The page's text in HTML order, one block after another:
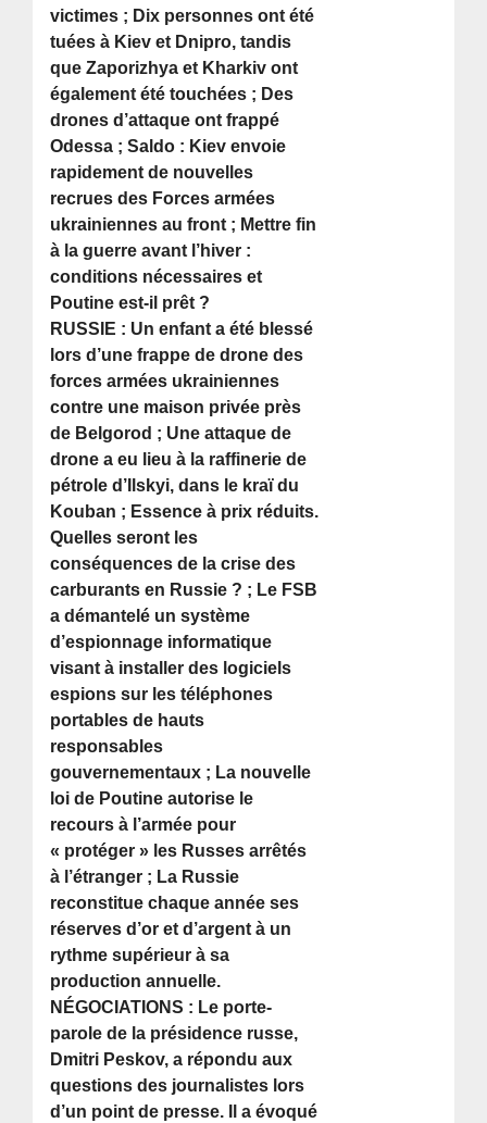
victimes ; Dix personnes ont été
tuées à Kiev et Dnipro, tandis
que Zaporizhya et Kharkiv ont
également été touchées ; Des
drones d’attaque ont frappé
Odessa ; Saldo : Kiev envoie
rapidement de nouvelles
recrues des Forces armées
ukrainiennes au front ; Mettre fin
à la guerre avant l’hiver :
conditions nécessaires et
Poutine est-il prêt ?
RUSSIE : Un enfant a été blessé
lors d’une frappe de drone des
forces armées ukrainiennes
contre une maison privée près
de Belgorod ; Une attaque de
drone a eu lieu à la raffinerie de
pétrole d’Ilskyi, dans le kraï du
Kouban ; Essence à prix réduits.
Quelles seront les
conséquences de la crise des
carburants en Russie ? ; Le FSB
a démantelé un système
d’espionnage informatique
visant à installer des logiciels
espions sur les téléphones
portables de hauts
responsables
gouvernementaux ; La nouvelle
loi de Poutine autorise le
recours à l’armée pour
« protéger » les Russes arrêtés
à l’étranger ; La Russie
reconstitue chaque année ses
réserves d’or et d’argent à un
rythme supérieur à sa
production annuelle.
NÉGOCIATIONS : Le porte-
parole de la présidence russe,
Dmitri Peskov, a répondu aux
questions des journalistes lors
d’un point de presse. Il a évoqué